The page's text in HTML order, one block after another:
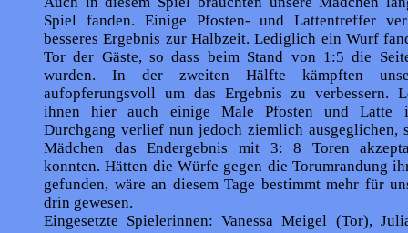
Spiel fanden. Einige Pfosten- und Lattentreffer
besseres Ergebnis zur Halbzeit. Lediglich ein Wurf
Tor der Gäste, so dass beim Stand von 1:5 die
wurden. In der zweiten Hälfte kämpften
aufopferungs­voll um das Ergebnis zu verbessern.
ihnen hier auch einige Male Pfosten und Latte
Durchgang verlief nun jedoch ziemlich ausgeglichen,
Mädchen das Endergebnis mit 3: 8 Toren
konnten. Hätten die Würfe gegen die Torumrandung
gefunden, wäre an diesem Tage bestimmt mehr für
drin gewesen.
Eingesetzte Spielerinnen: Vanessa Meigel (Tor),